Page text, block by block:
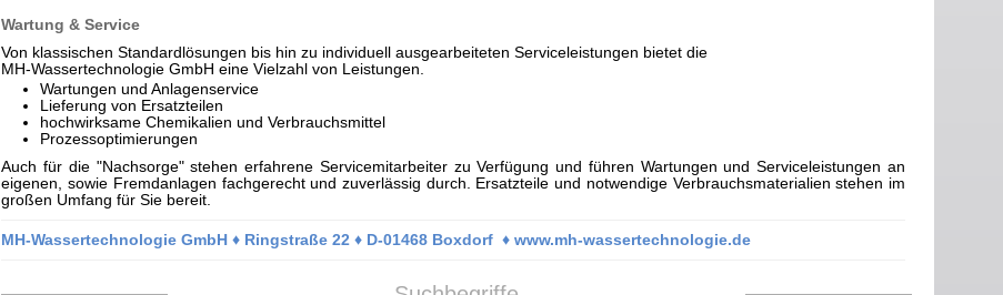
Wartung & Service
Von klassischen Standardlösungen bis hin zu individuell ausgearbeiteten Serviceleistungen bietet die
MH-Wassertechnologie GmbH eine Vielzahl von Leistungen.
Wartungen und Anlagenservice
Lieferung von Ersatzteilen
hochwirksame Chemikalien und Verbrauchsmittel
Prozessoptimierungen
Auch für die "Nachsorge" stehen erfahrene Servicemitarbeiter zu Verfügung und führen Wartungen und Serviceleistungen an
eigenen, sowie Fremdanlagen fachgerecht und zuverlässig durch. Ersatzteile und notwendige Verbrauchsmaterialien stehen im
großen Umfang für Sie bereit.
MH-Wassertechnologie GmbH ♦ Ringstraße 22 ♦ D-01468 Boxdorf ♦ www.mh-wassertechnologie.de